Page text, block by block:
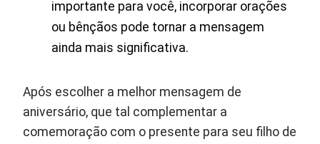
importante para você, incorporar orações
ou bênçãos pode tornar a mensagem
ainda mais significativa.
Após escolher a melhor mensagem de
aniversário, que tal complementar a
comemoração com o presente para seu filho de